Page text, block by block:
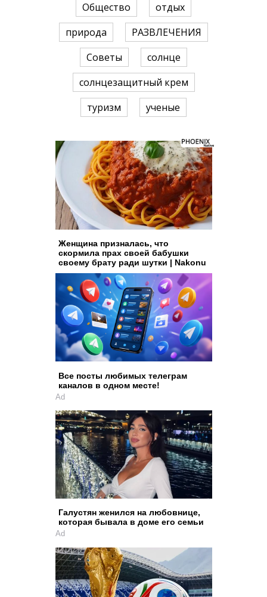
Общество
отдых
природа
РАЗВЛЕЧЕНИЯ
Советы
солнце
солнцезащитный крем
туризм
ученые
Женщина призналась, что
скормила прах своей бабушки
своему брату ради шутки | Nakonu
Все посты любимых телеграм
каналов в одном месте!
Ad
Галустян женился на любовнице,
которая бывала в доме его семьи
Ad